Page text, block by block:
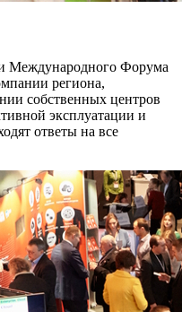
Международного Форума
региона,
собственных центров
эксплуатации и
ответы на все